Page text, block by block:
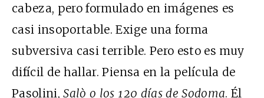
cabeza, pero formulado en imágenes es
casi insoportable. Exige una forma
subversiva casi terrible. Pero esto es muy
difícil de hallar. Piensa en la película de
Pasolini,Salò o los 120 días de Sodoma. Él